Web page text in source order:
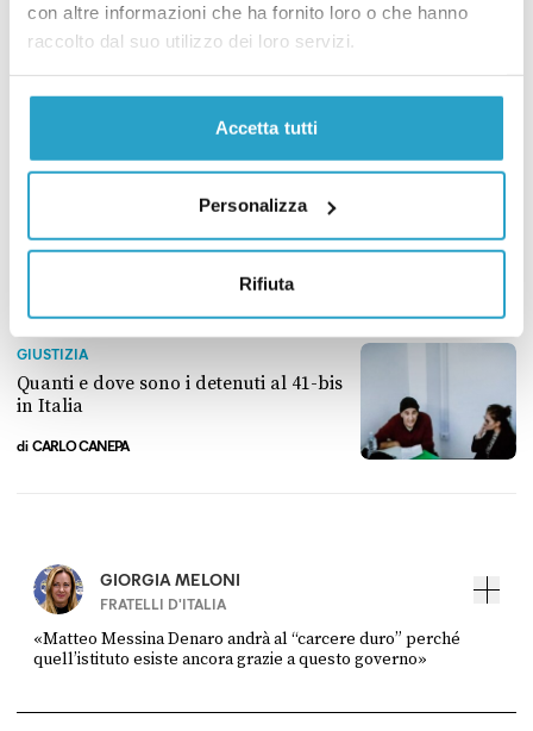
con altre informazioni che ha fornito loro o che hanno
raccolto dal suo utilizzo dei loro servizi.
Accetta tutti
Personalizza
Rifiuta
GIUSTIZIA
Quanti e dove sono i detenuti al 41-bis
in Italia
diCARLO CANEPA
GIORGIA MELONI
FRATELLI D'ITALIA
«Matteo Messina Denaro andrà al “carcere duro” perché
quell’istituto esiste ancora grazie a questo governo»